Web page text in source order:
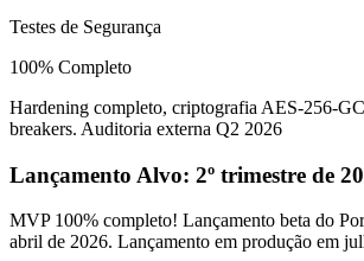
Testes de Segurança
100% Completo
Hardening completo, criptografia AES-256-
breakers. Auditoria externa Q2 2026
Lançamento Alvo: 2º trimestre de
MVP 100% completo! Lançamento beta do
abril de 2026. Lançamento em produção em